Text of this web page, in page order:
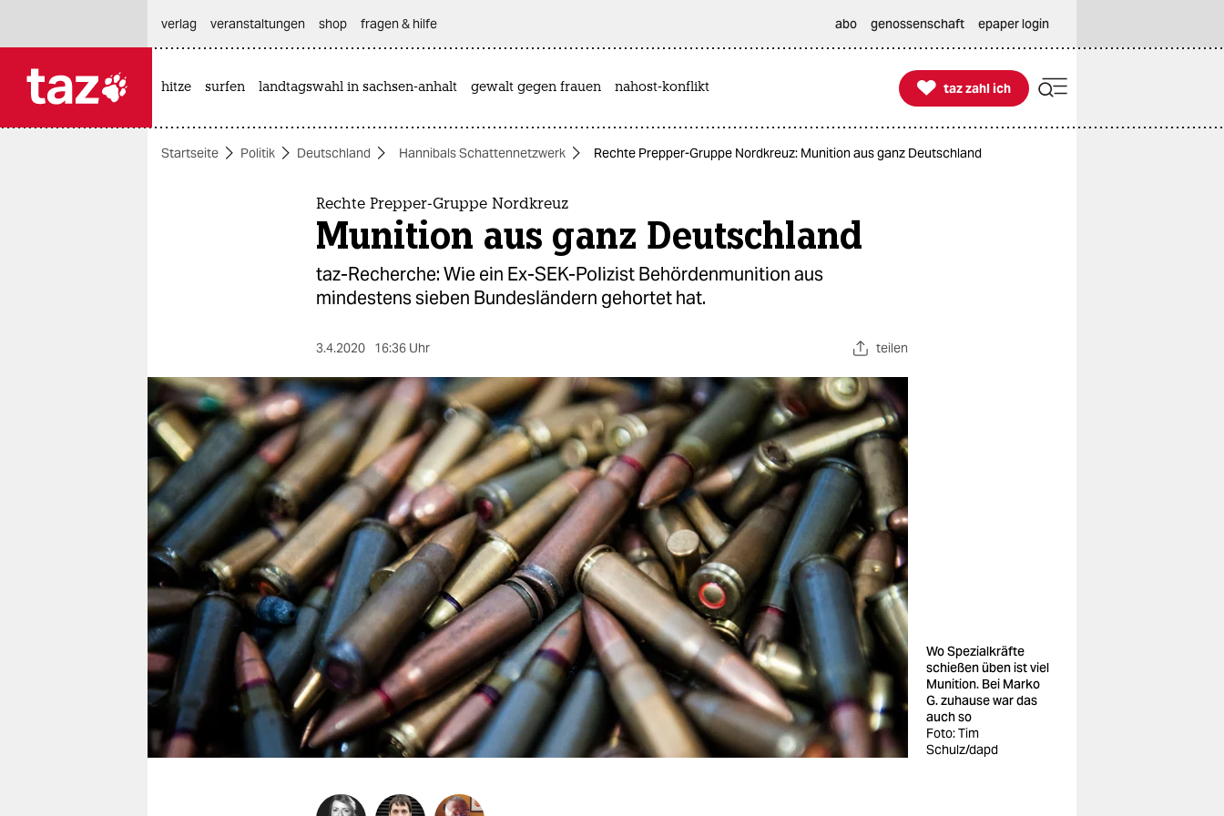
themen
berlin
nord
wahrheit
verlag
verlag
veranstaltungen
shop
fragen & hilfe
unterstützen
abo
verlag
veranstaltungen shop fragen & hilfe abo genossenschaft epaper login
hitze surfen landtagswahl in sachsen-anhalt gewalt gegen frauen nahost-konflikt 
taz zahl ich
taz zahl ich
Startseite Politik Deutschland Hannibals Schattennetzwerk Rechte Prepper-Gruppe Nordkreuz: Munition aus ganz Deutschland
Rechte Prepper-Gruppe Nordkreuz
Munition aus ganz Deutschland
taz-Recherche: Wie ein Ex-SEK-Polizist Behördenmunition aus
mindestens sieben Bundesländern gehortet hat.
3.4.2020 16:36 Uhr teilen
Wo Spezialkräfte
schießen üben ist viel
Munition. Bei Marko
G. zuhause war das
auch so
Foto: Tim
Schulz/dapd